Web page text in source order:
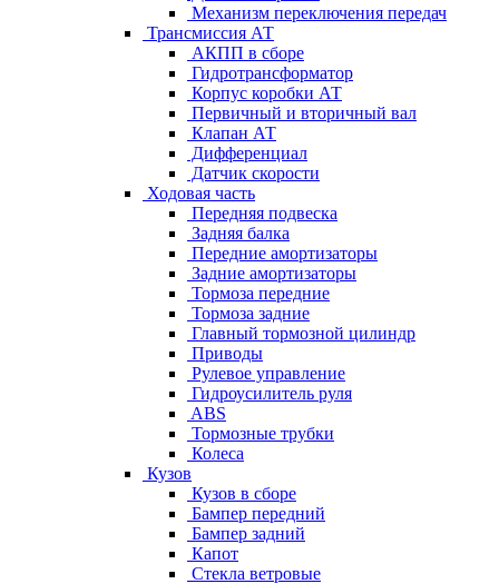
Механизм переключения передач
Трансмиссия АТ
АКПП в сборе
Гидротрансформатор
Корпус коробки АТ
Первичный и вторичный вал
Клапан АТ
Дифференциал
Датчик скорости
Ходовая часть
Передняя подвеска
Задняя балка
Передние амортизаторы
Задние амортизаторы
Тормоза передние
Тормоза задние
Главный тормозной цилиндр
Приводы
Рулевое управление
Гидроусилитель руля
ABS
Тормозные трубки
Колеса
Кузов
Кузов в сборе
Бампер передний
Бампер задний
Капот
Стекла ветровые